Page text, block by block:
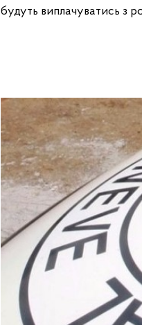
будуть виплачуватись з